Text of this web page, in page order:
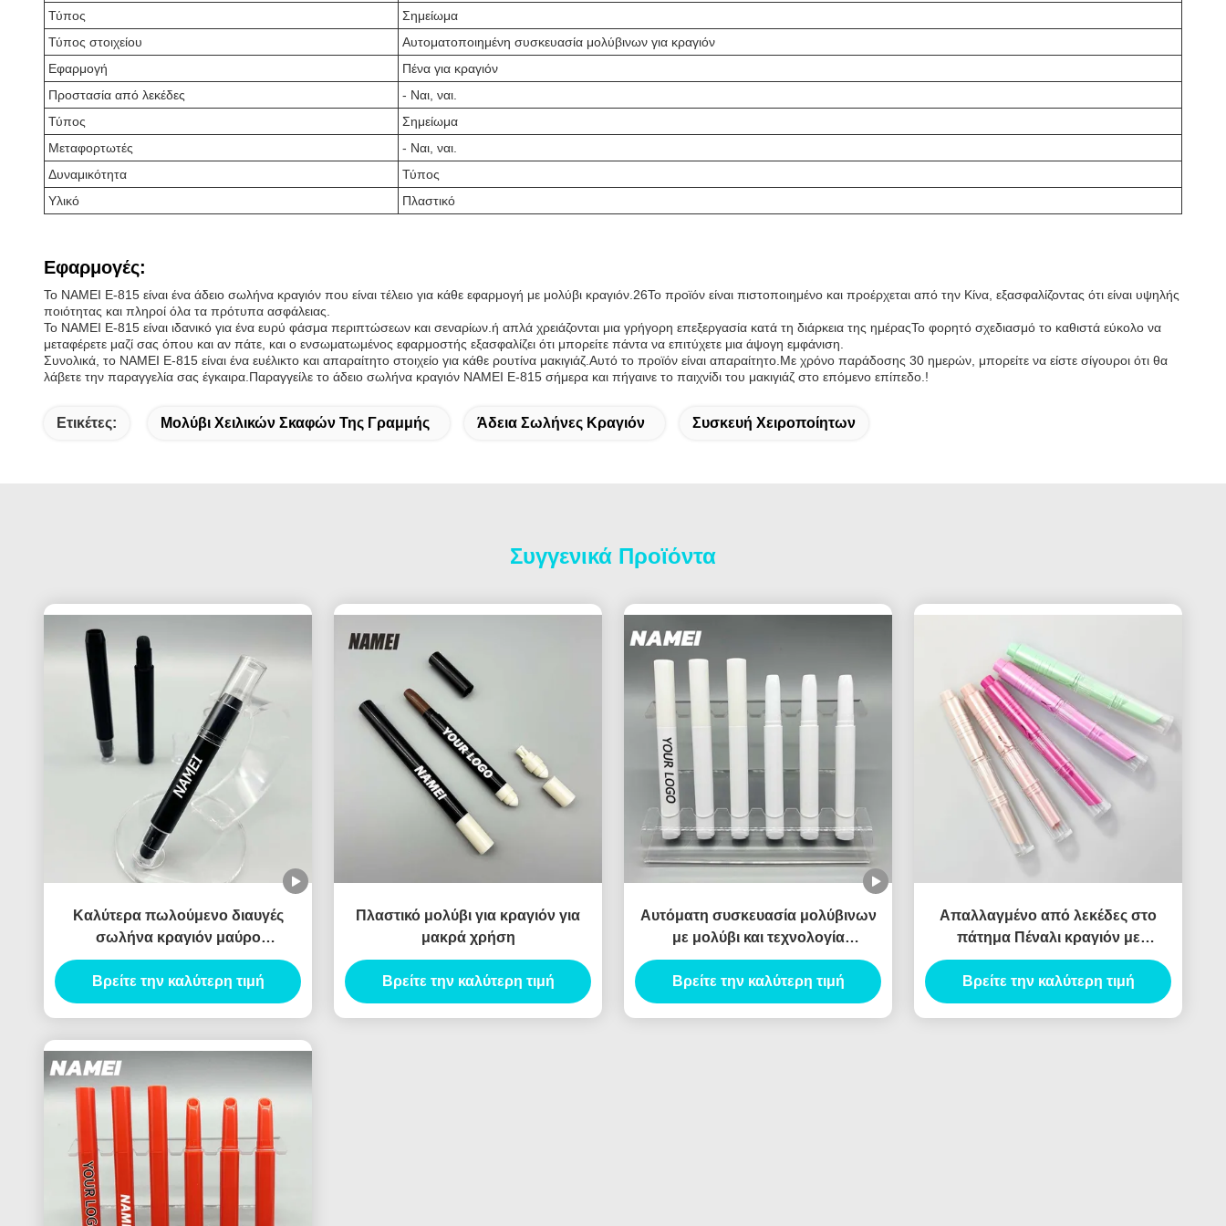
Τύπος
Σημείωμα
Τύπος στοιχείου
Αυτοματοποιημένη συσκευασία μολύβινων για κραγιόν
Εφαρμογή
Πένα για κραγιόν
Προστασία από λεκέδες
- Ναι, ναι.
Τύπος
Σημείωμα
Μεταφορτωτές
- Ναι, ναι.
Δυναμικότητα
Τύπος
Υλικό
Πλαστικό
Εφαρμογές:
Το NAMEI E-815 είναι ένα άδειο σωλήνα κραγιόν που είναι τέλειο για κάθε εφαρμογή με μολύβι κραγιόν.26Το προϊόν είναι πιστοποιημένο και προέρχεται από την Κίνα, εξασφαλίζοντας ότι είναι υψηλής
ποιότητας και πληροί όλα τα πρότυπα ασφάλειας.
Το NAMEI E-815 είναι ιδανικό για ένα ευρύ φάσμα περιπτώσεων και σεναρίων.ή απλά χρειάζονται μια γρήγορη επεξεργασία κατά τη διάρκεια της ημέραςΤο φορητό σχεδιασμό το καθιστά εύκολο να
μεταφέρετε μαζί σας όπου και αν πάτε, και ο ενσωματωμένος εφαρμοστής εξασφαλίζει ότι μπορείτε πάντα να επιτύχετε μια άψογη εμφάνιση.
Συνολικά, το NAMEI E-815 είναι ένα ευέλικτο και απαραίτητο στοιχείο για κάθε ρουτίνα μακιγιάζ.Αυτό το προϊόν είναι απαραίτητο.Με χρόνο παράδοσης 30 ημερών, μπορείτε να είστε σίγουροι ότι θα
λάβετε την παραγγελία σας έγκαιρα.Παραγγείλε το άδειο σωλήνα κραγιόν NAMEI E-815 σήμερα και πήγαινε το παιχνίδι του μακιγιάζ στο επόμενο επίπεδο.!
Ετικέτες: Μολύβι Χειλικών Σκαφών Της Γραμμής Άδεια Σωλήνες Κραγιόν Συσκευή Χειροποίητων
Συγγενικά Προϊόντα
Καλύτερα πωλούμενο διαυγές
σωλήνα κραγιόν μαύρο
πολύχρωμο κραγιόν συσκευασία
δοχείο με βούρτσα
Βρείτε την καλύτερη τιμή
Πλαστικό μολύβι για κραγιόν για
μακρά χρήση
Βρείτε την καλύτερη τιμή
Αυτόματη συσκευασία μολύβινων
με μολύβι και τεχνολογία
αμυδρότητας
Βρείτε την καλύτερη τιμή
Απαλλαγμένο από λεκέδες στο
πάτημα Πέναλι κραγιόν με
ενσωματωμένο εφαρμοστή
Βρείτε την καλύτερη τιμή